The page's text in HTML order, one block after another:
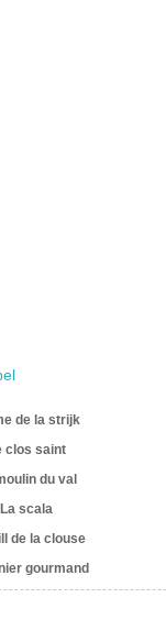
de la strijk
clos saint
du val
La scala
de la clouse
gourmand